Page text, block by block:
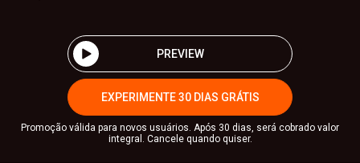
PREVIEW
EXPERIMENTE 30 DIAS GRÁTIS
Promoção válida para novos usuários. Após 30 dias, será cobrado valor
integral. Cancele quando quiser.